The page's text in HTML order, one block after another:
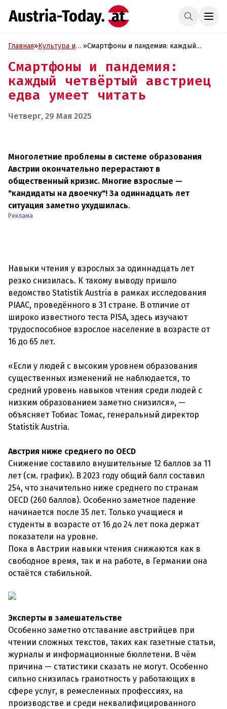
Главная»Культура и
»Смартфоны и пандемия: каждый
читать
Смартфоны и пандемия:
каждый четвёртый австриец
едва умеет читать
Четверг, 29 Мая 2025
Многолетние проблемы в системе образования
Австрии окончательно перерастают в
общественный кризис. Многие взрослые —
"кандидаты на двоечку"! За одиннадцать лет
ситуация заметно ухудшилась.
Реклама
Навыки чтения у взрослых за одиннадцать лет
резко снизилась. К такому выводу пришло
ведомство Statistik Austria в рамках исследования
PIAAC, проведённого в 31 стране. В отличие от
широко известного теста PISA, здесь изучают
трудоспособное взрослое население в возрасте от
16 до 65 лет.
«Если у людей с высоким уровнем образования
существенных изменений не наблюдается, то
средний уровень навыков чтения среди людей с
низким образованием заметно снизился», —
объясняет Тобиас Томас, генеральный директор
Statistik Austria.
Австрия ниже среднего по OECD
Снижение составило внушительные 12 баллов за 11
лет (см. график). В 2023 году общий балл составил
254, что значительно ниже среднего по странам
OECD (260 баллов). Особенно заметное падение
начинается после 35 лет. Только учащиеся и
студенты в возрасте от 16 до 24 лет пока держат
показатели на уровне.
Пока в Австрии навыки чтения снижаются как в
свободное время, так и на работе, в Германии она
остаётся стабильной.
Эксперты в замешательстве
Особенно заметно отставание австрийцев при
чтении сложных текстов, таких как газетные статьи,
журналы и информационные бюллетени. В чём
причина — статистики сказать не могут. Особенно
сильно снизилась грамотность у работающих в
сфере услуг, в ремесленных профессиях, на
производстве и среди неквалифицированного